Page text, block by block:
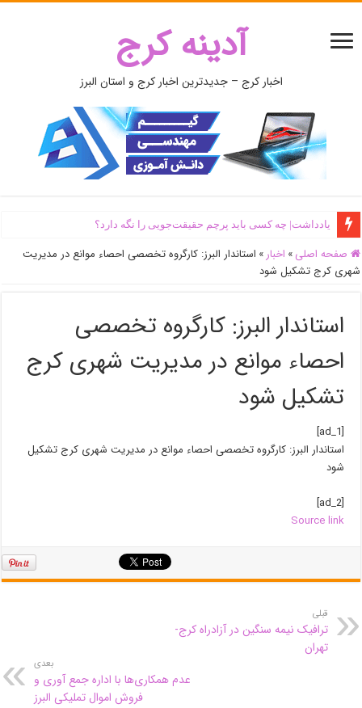
آدینه کرج
اخبار کرج – جدیدترین اخبار کرج و استان البرز
یادداشت| ‌چه کسی باید پرچم حقیقت‌جویی را نگه دارد؟
صفحه اصلی » اخبار » استاندار البرز: کارگروه تخصصی احصاء موانع در مدیریت
شهری کرج تشکیل شود
استاندار البرز: کارگروه تخصصی
احصاء موانع در مدیریت شهری کرج
تشکیل شود
[ad_1]
استاندار البرز: کارگروه تخصصی احصاء موانع در مدیریت شهری کرج تشکیل
شود
[ad_2]
Source link
قبلی
ترافیک نیمه سنگین در آزادراه کرج-
تهران
بعدی
عدم همکاری‌ها با اداره جمع آوری و
فروش اموال تملیکی البرز